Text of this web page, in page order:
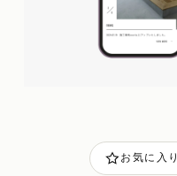
お気に入り